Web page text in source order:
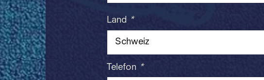
Land *
Telefon *